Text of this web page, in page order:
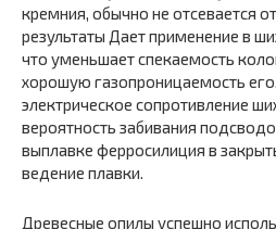
крем­ния, обычно не отсевается
результаты Дает применение в
что уменьша­ет спекаемость
хорошую газопро­ницаемость
электрическое сопротивление
вероятность забивания
выплавке ферросилиция в
ведение плавки.
Древесные опилы успешно